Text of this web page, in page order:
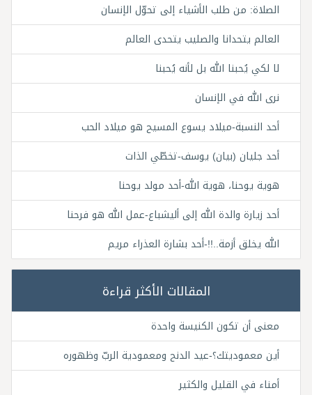
الصلاة: من طلب الأشياء إلى تحوّل الإنسان
العالم يتحدانا والصليب يتحدى العالم
لا لكي يُحبنا الله بل لأنه يُحبنا
نرى الله في الإنسان
أحد النسبة-ميلاد يسوع المسيح هو ميلاد الحب
أحد جليان (بيان) يوسف-تخطّي الذات
هوية يوحنا، هوية الله-أحد مولد يوحنا
أحد زيارة والدة الله إلى أليشباع-عمل الله هو فرحنا
الله يخلق أزمة..!!-أحد بشارة العذراء مريم
المقالات الأكثر قراءة
معنى أن تكون الكنيسة واحدة
أين معموديتك؟-عيد الدنح ومعمودية الربّ وظهوره
أمناء في القليل والكثير